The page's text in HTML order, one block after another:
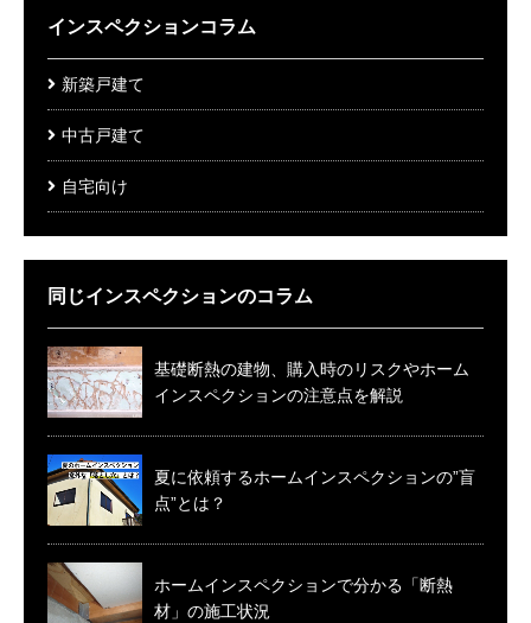
インスペクションコラム
新築戸建て
中古戸建て
自宅向け
同じインスペクションのコラム
基礎断熱の建物、購入時のリスクやホーム
インスペクションの注意点を解説
夏に依頼するホームインスペクションの”盲
点”とは？
ホームインスペクションで分かる「断熱
材」の施工状況